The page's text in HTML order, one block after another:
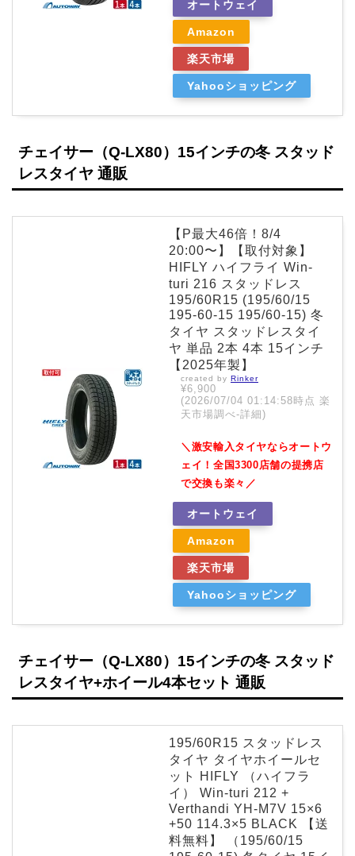
オートウェイ
Amazon
楽天市場
Yahooショッピング
チェイサー（Q-LX80）15インチの冬 スタッド
レスタイヤ 通販
【P最大46倍！8/4
20:00〜】【取付対象】
HIFLY ハイフライ Win-
turi 216 スタッドレス
195/60R15 (195/60/15
195-60-15 195/60-15) 冬
タイヤ スタッドレスタイ
ヤ 単品 2本 4本 15インチ
【2025年製】
created by Rinker
¥6,900
(2026/07/04 01:14:58時点 楽
天市場調べ-詳細)
＼激安輸入タイヤならオートウ
ェイ！全国3300店舗の提携店
で交換も楽々／
オートウェイ
Amazon
楽天市場
Yahooショッピング
チェイサー（Q-LX80）15インチの冬 スタッド
レスタイヤ+ホイール4本セット 通販
195/60R15 スタッドレス
タイヤ タイヤホイールセ
ット HIFLY （ハイフラ
イ） Win-turi 212 +
Verthandi YH-M7V 15×6
+50 114.3×5 BLACK 【送
料無料】 （195/60/15